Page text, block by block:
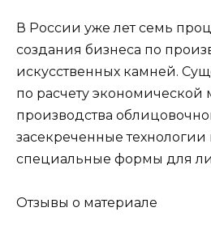
В России уже лет семь
создания бизнеса по
искусственных камней.
по расчету экономической
производства
засекреченные
специальные формы для
Отзывы о материале